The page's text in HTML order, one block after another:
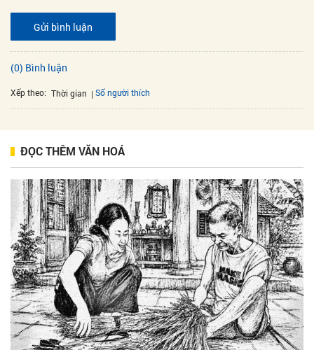
Gửi bình luận
(0) Bình luận
Xếp theo: Thời gian Số người thích
ĐỌC THÊM VĂN HOÁ